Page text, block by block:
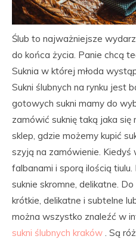
Ślub to najważniejsze
do końca życia. Panie chcą
Suknia w której młoda
Sukni ślubnych na rynku jest
gotowych sukni mamy do
zamówić suknię taką jaka
sklep, gdzie możemy kupić
szyją na zamówienie. Kiedyś
falbanami i sporą ilością
suknie skromne, delikatne.
krótkie, delikatne i subtelne
można wszystko znaleźć w
sukni ślubnych kraków . Są